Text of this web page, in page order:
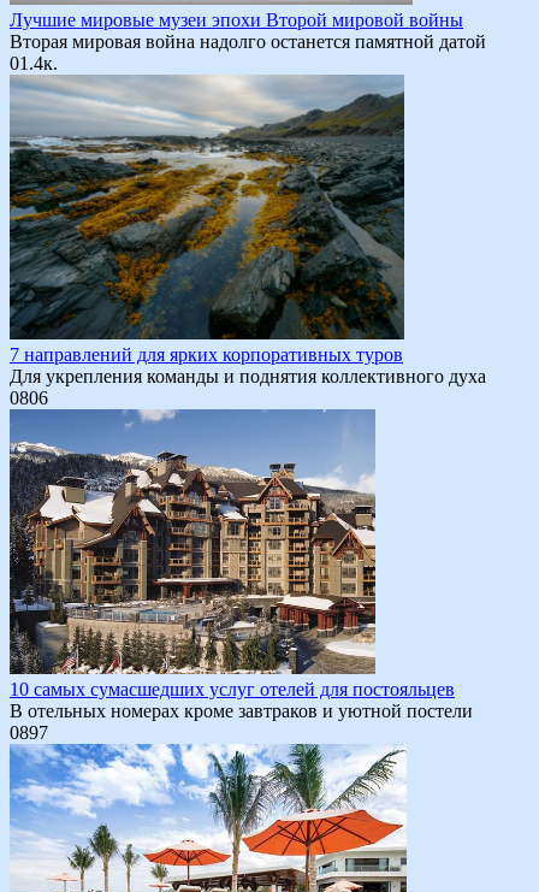
Лучшие мировые музеи эпохи Второй мировой войны
Вторая мировая война надолго останется памятной датой
01.4к.
7 направлений для ярких корпоративных туров
Для укрепления команды и поднятия коллективного духа
0806
10 самых сумасшедших услуг отелей для постояльцев
В отельных номерах кроме завтраков и уютной постели
0897